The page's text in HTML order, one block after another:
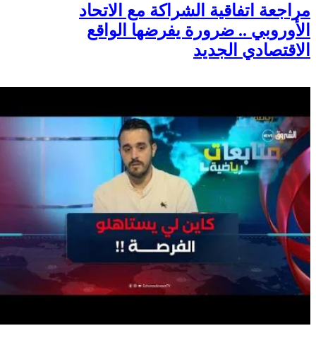
مراجعة اتفاقية الشراكة مع الاتحاد
الأوروبي .. ضرورة يفرضها الواقع
الاقتصادي الجديد